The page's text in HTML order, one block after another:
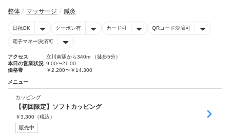
整体 マッサージ 鍼灸
日祝OK クーポン有 カード可 QRコード決済可
電子マネー決済可
アクセス
立川南駅から340m （徒歩5分）
本日の営業状況 9:00〜21:00
価格帯
￥2,200〜￥14,300
メニュー
カッピング
【初回限定】ソフトカッピング
￥3,300 （税込）
販売中